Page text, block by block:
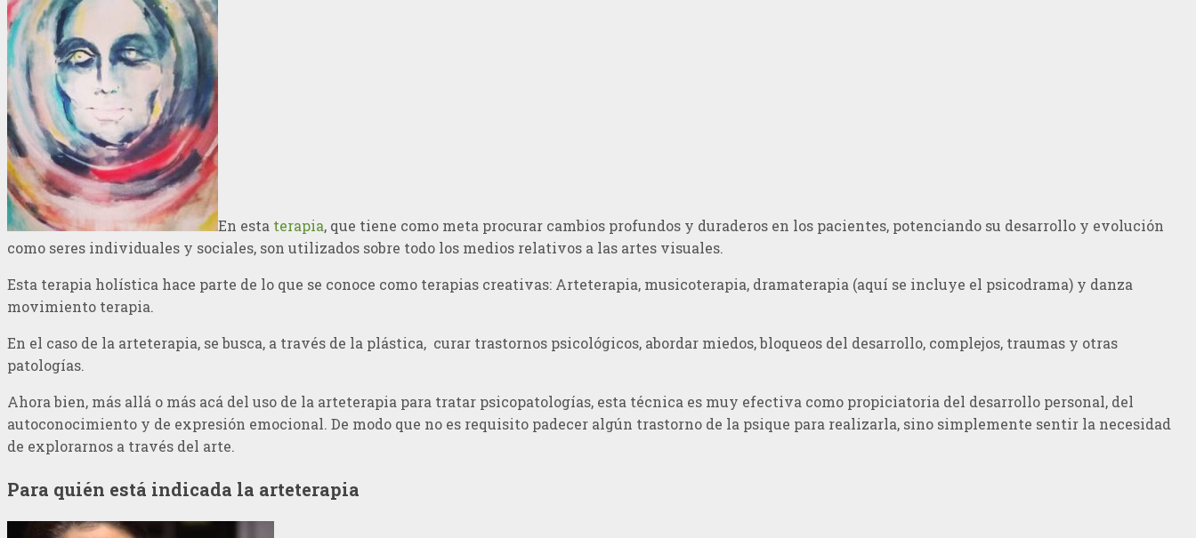
En esta terapia, que tiene como meta procurar cambios profundos y duraderos en los pacientes, potenciando su desarrollo y evolución
como seres individuales y sociales, son utilizados sobre todo los medios relativos a las artes visuales.
Esta terapia holística hace parte de lo que se conoce como terapias creativas: Arteterapia, musicoterapia, dramaterapia (aquí se incluye el psicodrama) y danza
movimiento terapia.
En el caso de la arteterapia, se busca, a través de la plástica, curar trastornos psicológicos, abordar miedos, bloqueos del desarrollo, complejos, traumas y otras
patologías.
Ahora bien, más allá o más acá del uso de la arteterapia para tratar psicopatologías, esta técnica es muy efectiva como propiciatoria del desarrollo personal, del
autoconocimiento y de expresión emocional. De modo que no es requisito padecer algún trastorno de la psique para realizarla, sino simplemente sentir la necesidad
de explorarnos a través del arte.
Para quién está indicada la arteterapia